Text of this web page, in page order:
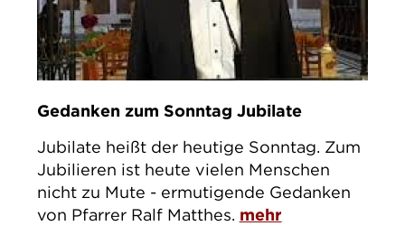
Gedanken zum Sonntag Jubilate
Jubilate heißt der heutige Sonntag. Zum
Jubilieren ist heute vielen Menschen
nicht zu Mute - ermutigende Gedanken
von Pfarrer Ralf Matthes. mehr